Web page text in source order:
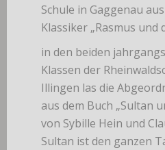
Schule in Gaggenau
Klassiker „Rasmus und
in den beiden
Klassen der
Illingen las die
aus dem Buch „Sultan
von Sybille Hein und
Sultan ist den ganzen